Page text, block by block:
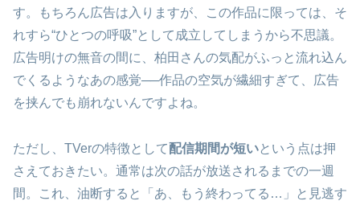
す。もちろん広告は入りますが、この作品に限っては、そ
れすら“ひとつの呼吸”として成立してしまうから不思議。
広告明けの無音の間に、柏田さんの気配がふっと流れ込ん
でくるようなあの感覚──作品の空気が繊細すぎて、広告
を挟んでも崩れないんですよね。
ただし、TVerの特徴として配信期間が短いという点は押
さえておきたい。通常は次の話が放送されるまでの一週
間。これ、油断すると「あ、もう終わってる…」と見逃す